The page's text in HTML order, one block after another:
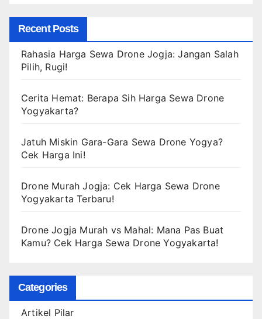
Recent Posts
Rahasia Harga Sewa Drone Jogja: Jangan Salah
Pilih, Rugi!
Cerita Hemat: Berapa Sih Harga Sewa Drone
Yogyakarta?
Jatuh Miskin Gara-Gara Sewa Drone Yogya?
Cek Harga Ini!
Drone Murah Jogja: Cek Harga Sewa Drone
Yogyakarta Terbaru!
Drone Jogja Murah vs Mahal: Mana Pas Buat
Kamu? Cek Harga Sewa Drone Yogyakarta!
Categories
Artikel Pilar